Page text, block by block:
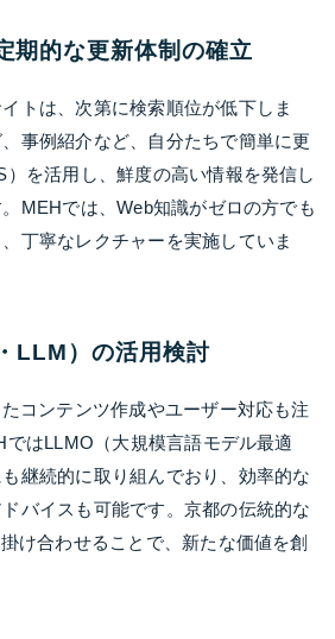
期的な更新体制の確立
イトは、次第に検索順位が低下しま
事例紹介など、自分たちで簡単に更
を活用し、鮮度の高い情報を発信し
MEHでは、Web知識がゼロの方でも
丁寧なレクチャーを実施していま
LLM）の活用検討
コンテンツ作成やユーザー対応も注
ではLLMO（大規模言語モデル最適
継続的に取り組んでおり、効率的な
バイスも可能です。京都の伝統的な
け合わせることで、新たな価値を創